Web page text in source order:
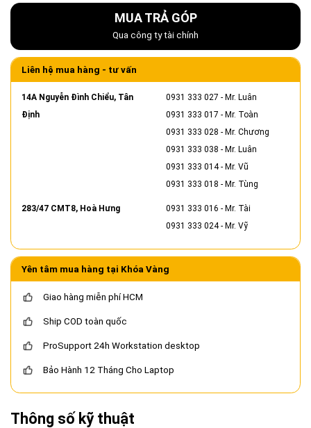
MUA TRẢ GÓP
Qua công ty tài chính
Liên hệ mua hàng - tư vấn
14A Nguyễn Đình Chiểu, Tân
Định
0931 333 027 - Mr. Luân
0931 333 017 - Mr. Toàn
0931 333 028 - Mr. Chương
0931 333 038 - Mr. Luân
0931 333 014- Mr. Vũ
0931 333 018 - Mr. Tùng
283/47 CMT8, Hoà Hưng 0931 333 016 - Mr. Tài
0931 333 024- Mr. Vỹ
Yên tâm mua hàng tại Khóa Vàng
Giao hàng miễn phí HCM
Ship COD toàn quốc
ProSupport 24h Workstation desktop
Bảo Hành 12 Tháng Cho Laptop
Thông số kỹ thuật